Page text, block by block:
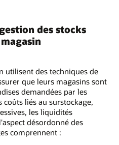
des stocks
utilisent des techniques de
que leurs magasins sont
demandées par les
liés au surstockage,
les liquidités
désordonné des
comprennent :